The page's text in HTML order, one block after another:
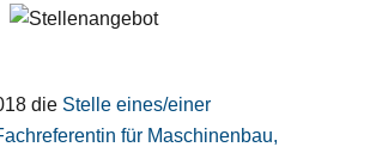
die Stelle eines/einer
für Maschinenbau,